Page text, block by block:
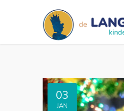
03
JAN